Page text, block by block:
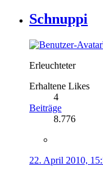
Schnuppi
Erleuchteter
Erhaltene Likes
4
Beiträge
8.776
22. April 2010,